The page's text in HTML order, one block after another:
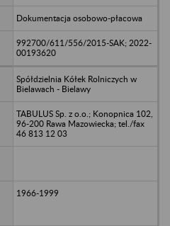
Dokumentacja osobowo-płacowa
992700/611/556/2015-SAK; 2022-
00193620
Spółdzielnia Kółek Rolniczych w
Bielawach - Bielawy
TABULUS Sp. z o.o.; Konopnica 102,
96-200 Rawa Mazowiecka; tel./fax
46 813 12 03
1966-1999